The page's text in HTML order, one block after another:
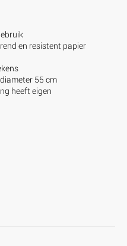
en resistent papier
55 cm
heeft eigen